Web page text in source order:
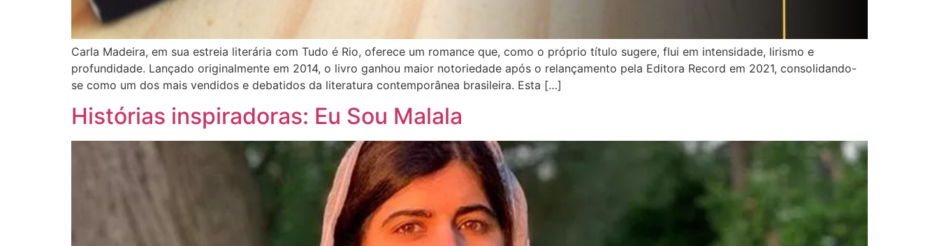
Carla Madeira, em sua estreia literária com Tudo é Rio, oferece um romance que, como o próprio título sugere, flui em intensidade, lirismo e
profundidade. Lançado originalmente em 2014, o livro ganhou maior notoriedade após o relançamento pela Editora Record em 2021, consolidando-
se como um dos mais vendidos e debatidos da literatura contemporânea brasileira. Esta […]
Histórias inspiradoras: Eu Sou Malala